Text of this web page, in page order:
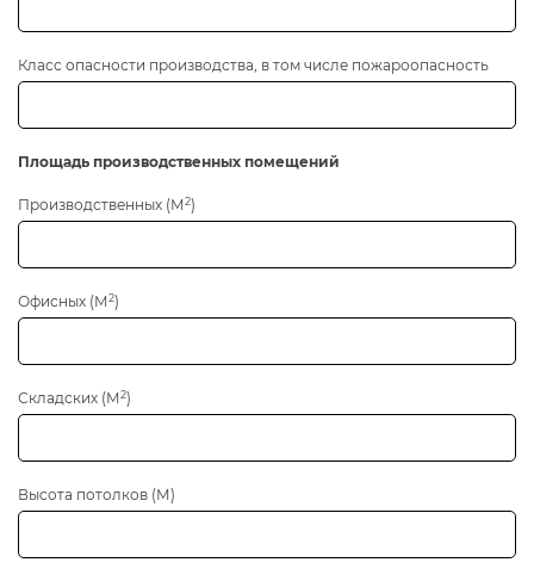
Класс опасности производства, в том числе пожароопасность
Площадь производственных помещений
Производственных (М2)
Офисных (М2)
Складских (М2)
Высота потолков (М)